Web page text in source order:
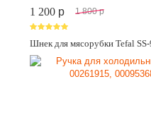
1 200 p 1 800 p
Шнек для мясорубки Tefal